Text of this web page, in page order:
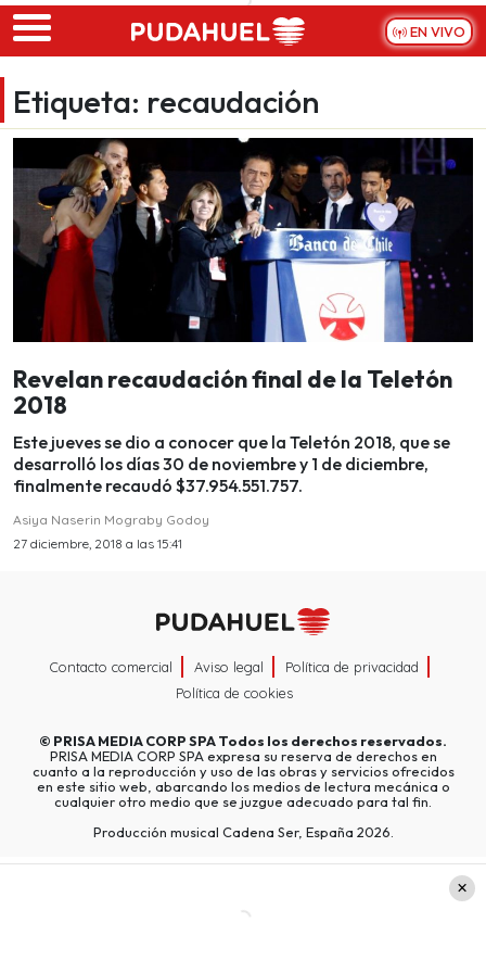
Skip to main content
EN VIVO
Etiqueta: recaudación
Revelan recaudación final de la Teletón
2018
Este jueves se dio a conocer que la Teletón 2018, que se
desarrolló los días 30 de noviembre y 1 de diciembre,
finalmente recaudó $37.954.551.757.
Asiya Naserin Mograby Godoy
27 diciembre, 2018 a las 15:41
Contacto comercial Aviso legal
Política de privacidad
Política de cookies
© PRISA MEDIA CORP SPATodos los derechos reservados.
PRISA MEDIA CORP SPA expresa su reserva de derechos en
cuanto a la reproducción y uso de las obras y servicios ofrecidos
en este sitio web, abarcando los medios de lectura mecánica o
cualquier otro medio que se juzgue adecuado para tal fin.
Producción musical Cadena Ser, España 2026.